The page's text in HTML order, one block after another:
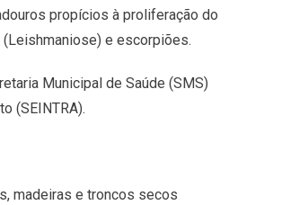
propícios à proliferação do
e escorpiões.
Municipal de Saúde (SMS)
(SEINTRA).
madeiras e troncos secos